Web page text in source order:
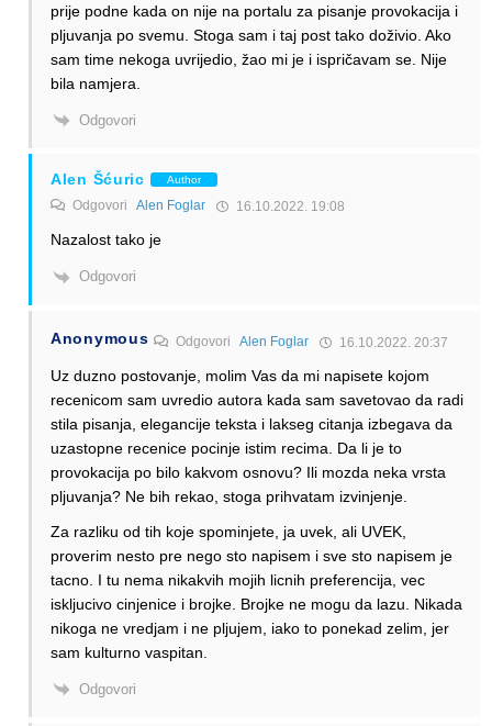
prije podne kada on nije na portalu za pisanje provokacija i
pljuvanja po svemu. Stoga sam i taj post tako doživio. Ako
sam time nekoga uvrijedio, žao mi je i ispričavam se. Nije
bila namjera.
Odgovori
Alen Šćuric Author
Odgovori Alen Foglar 16.10.2022. 19:08
Nazalost tako je
Odgovori
Anonymous OdgovoriAlen Foglar 16.10.2022. 20:37
Uz duzno postovanje, molim Vas da mi napisete kojom
recenicom sam uvredio autora kada sam savetovao da radi
stila pisanja, elegancije teksta i lakseg citanja izbegava da
uzastopne recenice pocinje istim recima. Da li je to
provokacija po bilo kakvom osnovu? Ili mozda neka vrsta
pljuvanja? Ne bih rekao, stoga prihvatam izvinjenje.
Za razliku od tih koje spominjete, ja uvek, ali UVEK,
proverim nesto pre nego sto napisem i sve sto napisem je
tacno. I tu nema nikakvih mojih licnih preferencija, vec
iskljucivo cinjenice i brojke. Brojke ne mogu da lazu. Nikada
nikoga ne vredjam i ne pljujem, iako to ponekad zelim, jer
sam kulturno vaspitan.
Odgovori